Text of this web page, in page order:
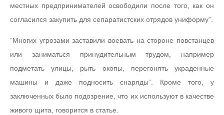
местных предпринимателей освободили после того, как он
согласился закупить для сепаратистских отрядов униформу”.
“Многих угрозами заставили воевать на стороне повстанцев
или заниматься принудительным трудом, например
подметать улицы, рыть окопы, перегонять украденные
машины и даже подносить снаряды”. Кроме того, у
заключенных было подозрение, что их используют в качестве
живого щита, говорится в статье.